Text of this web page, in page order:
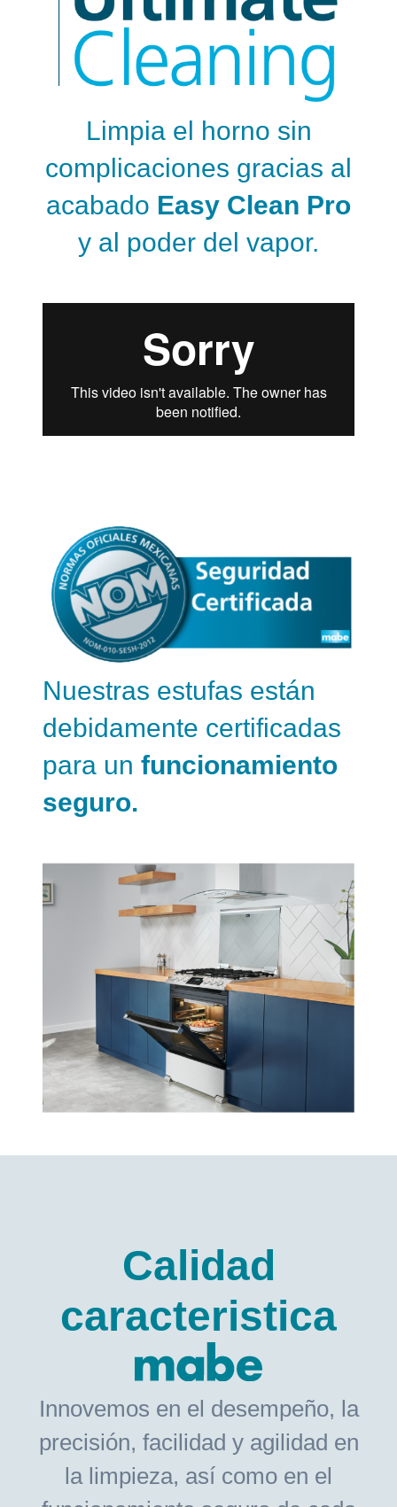
Limpia el horno sin
complicaciones gracias al
acabado Easy Clean Pro
y al poder del vapor.
Nuestras estufas están
debidamente certificadas
para un funcionamiento
seguro.
Calidad
caracteristica
Innovemos en el desempeño, la
precisión, facilidad y agilidad en
la limpieza, así como en el